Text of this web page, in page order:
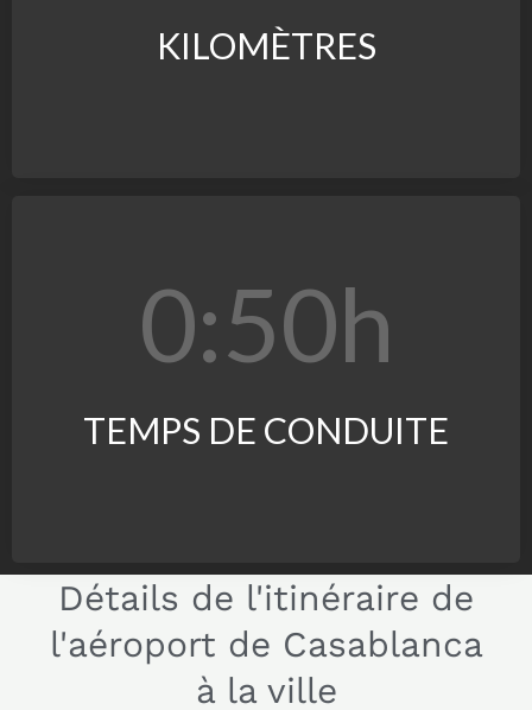
KILOMÈTRES
0:50h
TEMPS DE CONDUITE
Détails de l'itinéraire de
l'aéroport de Casablanca
à la ville